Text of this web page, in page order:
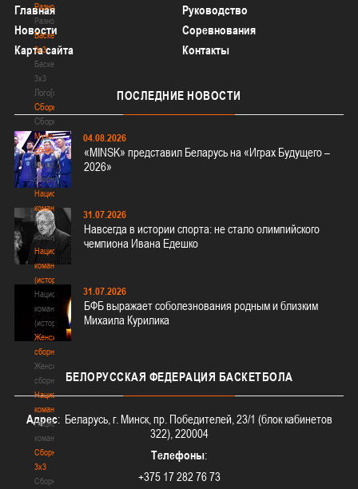
Разное
Разное
Баскетбол
3х3
Баскетбол
3х3
Лого[modid=121]
Сборные
Сборные
Мужские
сборные
Мужские
сборные
Национальная
команда
Национальная
команда
Национальная
команда
(история)
Национальная
команда
(история)
Женские
сборные
Женские
сборные
Национальная
команда
Национальная
команда
Сборные
3х3
Сборные
Главная
Руководство
Новости
Соревнования
Карта сайта
Контакты
ПОСЛЕДНИЕ НОВОСТИ
04.08.2026
«MINSK» представил Беларусь на «Играх Будущего –
2026»
31.07.2026
Навсегда в истории спорта: не стало олимпийского
чемпиона Ивана Едешко
31.07.2026
БФБ выражает соболезнования родным и близким
Михаила Курилика
БЕЛОРУССКАЯ ФЕДЕРАЦИЯ БАСКЕТБОЛА
Адрес: Беларусь, г. Минск, пр. Победителей, 23/1 (блок кабинетов
322), 220004
Телефоны:
+375 17 282 76 73